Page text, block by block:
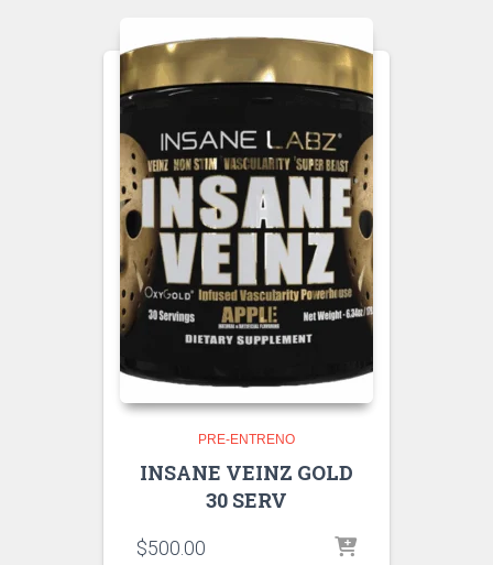
PRE-ENTRENO
INSANE VEINZ GOLD
30 SERV
$500.00